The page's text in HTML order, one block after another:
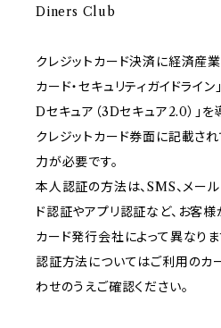
Diners Club
クレジットカード決済に経済産
カード・セキュリティガイドライ
Dセキュア（3Dセキュア2.0）」を
クレジットカード券面に記載され
力が必要です。
本人認証の方法は、SMS、メー
ド認証やアプリ認証など、お客
カード発行会社によって異なりま
認証方法についてはご利用のカ
わせのうえご確認ください。